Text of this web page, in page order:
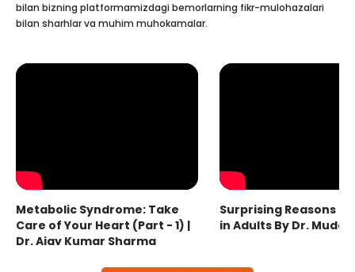
bilan bizning platformamizdagi bemorlarning fikr-mulohazalari
bilan sharhlar va muhim muhokamalar.
Metabolic Syndrome: Take
Care of Your Heart (Part - 1) |
Dr. Ajay Kumar Sharma
Surprising Reasons
in Adults By Dr.